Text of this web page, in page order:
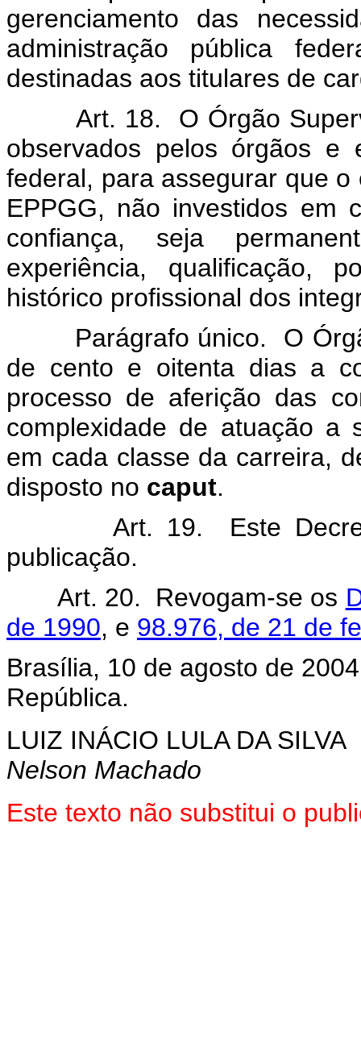
gerenciamento das
administração pública
destinadas aos titulares de
Art. 18. O Órgão
observados pelos órgãos e
federal, para assegurar que
EPPGG, não investidos em
confiança, seja
experiência, qualificação,
histórico profissional dos
Parágrafo único. O
de cento e oitenta dias a
processo de aferição das
complexidade de atuação a
em cada classe da carreira,
disposto no caput.
Art. 19. Este Decreto
publicação.
Art. 20. Revogam-se os
de 1990, e 98.976, de 21 de
Brasília, 10 de agosto de
República.
LUIZ INÁCIO LULA DA SILVA
Nelson Machado
Este texto não substitui o